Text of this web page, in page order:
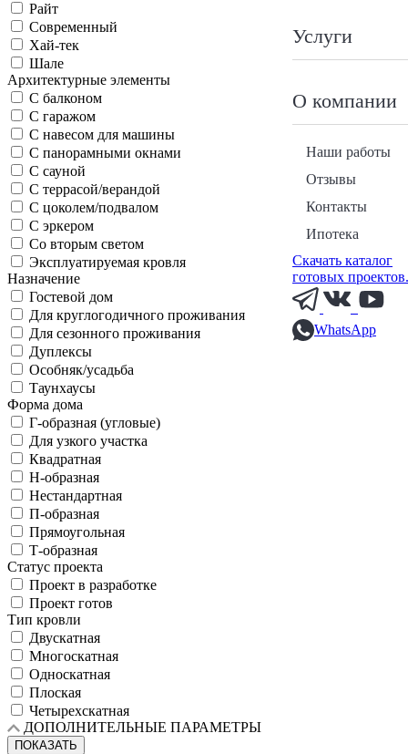
Услуги
О компании
Наши работы
Отзывы
Контакты
Ипотека
Скачать каталог
готовых
WhatsApp
Райт
Современный
Хай-тек
Шале
Архитектурные элементы
С балконом
С гаражом
С навесом для машины
С панорамными окнами
С сауной
С террасой/верандой
С цоколем/подвалом
С эркером
Со вторым светом
Эксплуатируемая кровля
Назначение
Гостевой дом
Для круглогодичного проживания
Для сезонного проживания
Дуплексы
Особняк/усадьба
Таунхаусы
Форма дома
Г-образная (угловые)
Для узкого участка
Квадратная
Н-образная
Нестандартная
П-образная
Прямоугольная
Т-образная
Статус проекта
Проект в разработке
Проект готов
Тип кровли
Двускатная
Многоскатная
Односкатная
Плоская
Четырехскатная
ДОПОЛНИТЕЛЬНЫЕ ПАРАМЕТРЫ
ПОКАЗАТЬ